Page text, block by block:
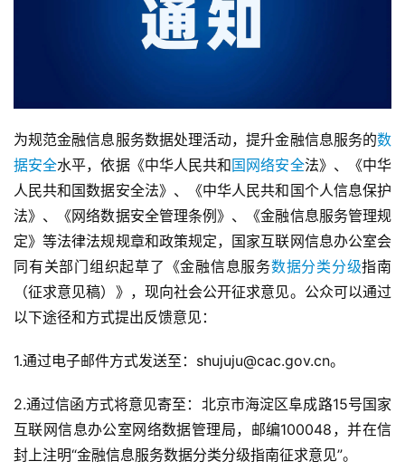
为规范金融信息服务数据处理活动，提升金融信息服务的数
据安全水平，依据《中华人民共和国网络安全法》、《中华
人民共和国数据安全法》、《中华人民共和国个人信息保护
法》、《网络数据安全管理条例》、《金融信息服务管理规
定》等法律法规规章和政策规定，国家互联网信息办公室会
同有关部门组织起草了《金融信息服务数据分类分级指南
（征求意见稿）》，现向社会公开征求意见。公众可以通过
以下途径和方式提出反馈意见：
1.通过电子邮件方式发送至：shujuju@cac.gov.cn。
2.通过信函方式将意见寄至：北京市海淀区阜成路15号国家
互联网信息办公室网络数据管理局，邮编100048，并在信
封上注明“金融信息服务数据分类分级指南征求意见”。